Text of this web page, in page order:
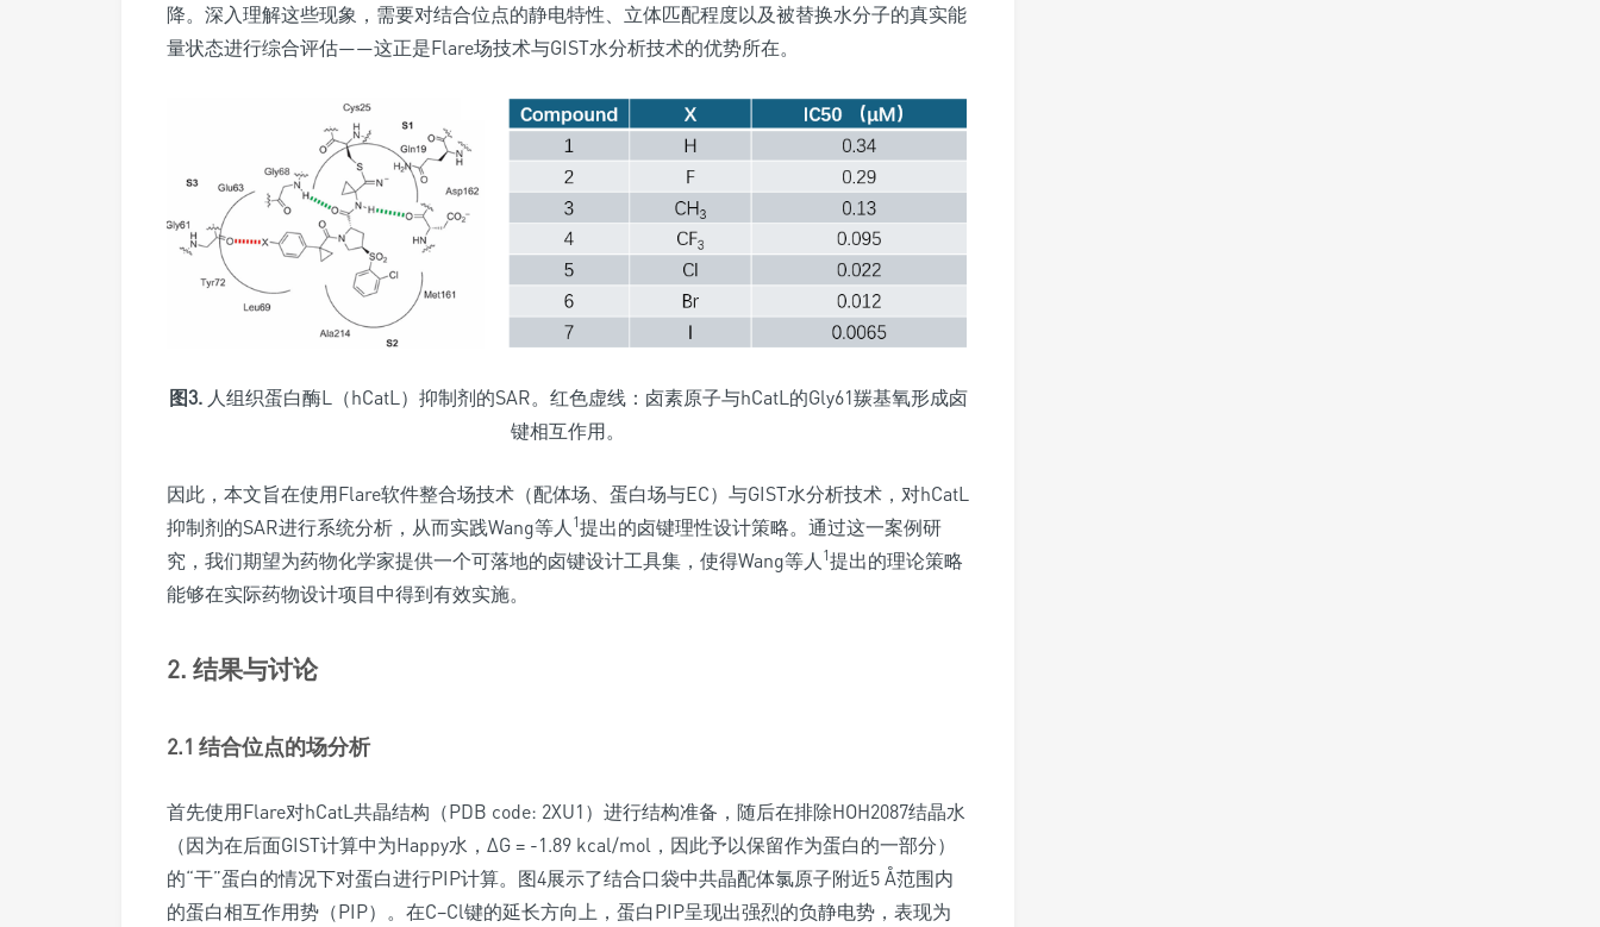
降。深入理解这些现象，需要对结合位点的静电特性、立体匹配程度以及被替换水分子的真实能
量状态进行综合评估——这正是Flare场技术与GIST水分析技术的优势所在。
图3.人组织蛋白酶L（hCatL）抑制剂的SAR。红色虚线：卤素原子与hCatL的Gly61羰基氧形成卤
键相互作用。
因此，本文旨在使用Flare软件整合场技术（配体场、蛋白场与EC）与GIST水分析技术，对hCatL
抑制剂的SAR进行系统分析，从而实践Wang等人 1提出的卤键理性设计策略。通过这一案例研
究，我们期望为药物化学家提供一个可落地的卤键设计工具集，使得Wang等人 1提出的理论策略
能够在实际药物设计项目中得到有效实施。
2. 结果与讨论
2.1 结合位点的场分析
首先使用Flare对hCatL共晶结构（PDB code: 2XU1）进行结构准备，随后在排除HOH2087结晶水
（因为在后面GIST计算中为Happy水，ΔG = -1.89 kcal/mol，因此予以保留作为蛋白的一部分）
的“干”蛋白的情况下对蛋白进行PIP计算。图4展示了结合口袋中共晶配体氯原子附近5 Å范围内
的蛋白相互作用势（PIP）。在C–Cl键的延长方向上，蛋白PIP呈现出强烈的负静电势，表现为